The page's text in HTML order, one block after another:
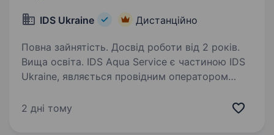
IDS Ukraine Дистанційно
Повна зайнятість. Досвід роботи від 2 років.
Вища освіта. IDS Aqua Service є частиною IDS
Ukraine, являється провідним оператором
Компанія має збалансований портфель
2 дні тому